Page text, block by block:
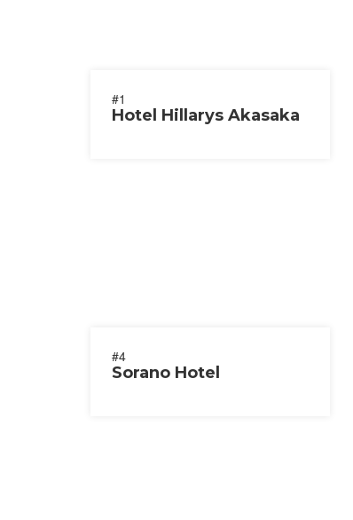
#1
Hotel Hillarys Akasaka
#4
Sorano Hotel